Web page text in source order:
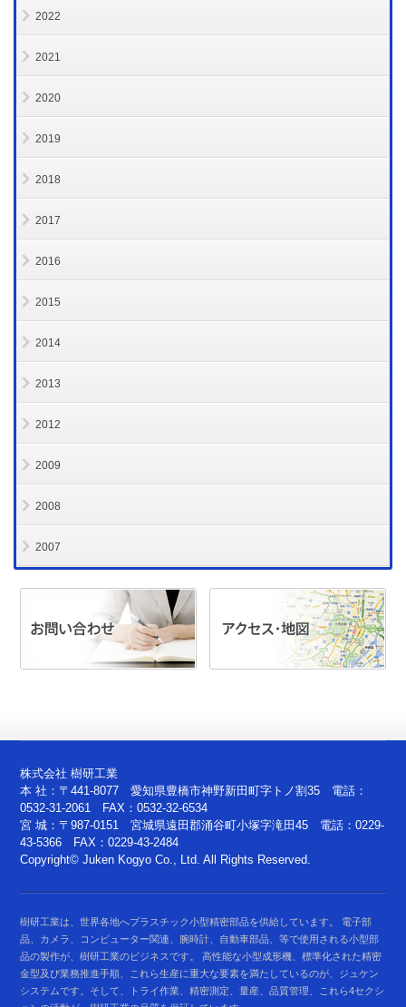
2022
2021
2020
2019
2018
2017
2016
2015
2014
2013
2012
2009
2008
2007
株式会社 樹研工業
本 社：〒441-8077 愛知県豊橋市神野新田町字トノ割35 電話：
0532-31-2061 FAX：0532-32-6534
宮 城：〒987-0151 宮城県遠田郡涌谷町小塚字滝田45 電話：0229-
43-5366 FAX：0229-43-2484
Copyright© Juken Kogyo Co., Ltd. All Rights Reserved.
樹研工業は、世界各地へプラスチック小型精密部品を供給しています。 電子部
品、カメラ、コンピューター関連、腕時計、自動車部品、等で使用される小型部
品の製作が、樹研工業のビジネスです。 高性能な小型成形機、標準化された精密
金型及び業務推進手順、これら生産に重大な要素を満たしているのが、ジュケン
システムです。そして、トライ作業、精密測定、量産、品質管理、これら4セクシ